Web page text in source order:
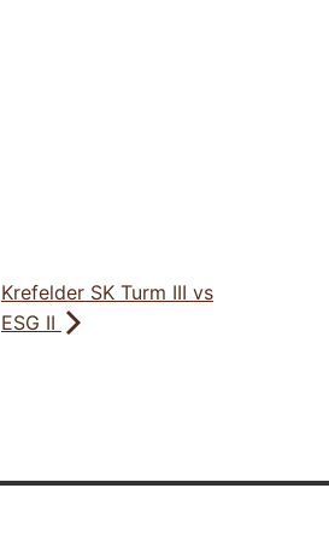
Krefelder SK Turm III vs
ESG II